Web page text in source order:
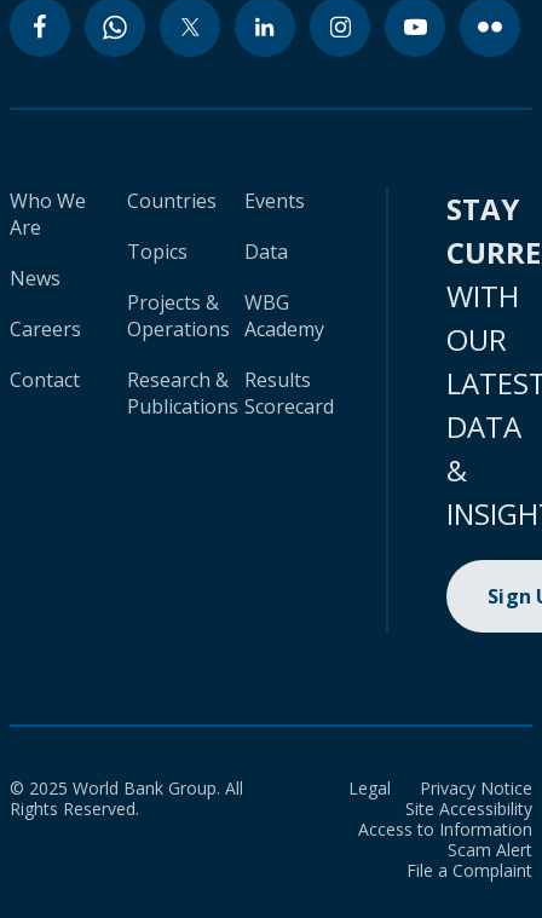
Who We
Are
News
Careers
Contact
Countries
Topics
Projects &
Operations
Research &
Publications
Events
Data
WBG
Academy
Results
Scorecard
STAY
WITH
OUR
DATA
&
Sign
© 2025 World Bank Group. All
Rights Reserved.
Legal
Privacy Notice
Site Accessibility
Access to Information
Scam Alert
File a Complaint